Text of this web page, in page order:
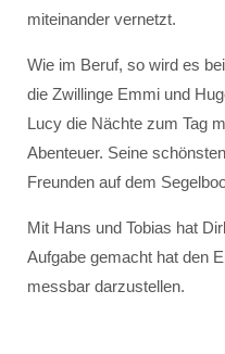
miteinander vernetzt.
Wie im Beruf, so wird es
die Zwillinge Emmi und
Lucy die Nächte zum Tag
Abenteuer. Seine
Freunden auf dem
Mit Hans und Tobias hat
Aufgabe gemacht hat den
messbar darzustellen.